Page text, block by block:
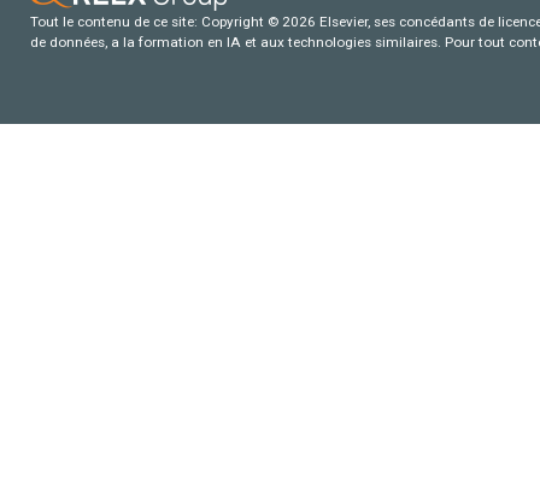
Tout le contenu de ce site: Copyright © 2026 Elsevier, ses concédants de
de données, a la formation en IA et aux technologies similaires. Pour tout